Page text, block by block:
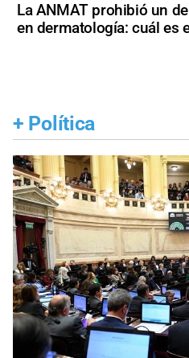
La ANMAT prohibió un
en dermatología: cuál es
+ Política